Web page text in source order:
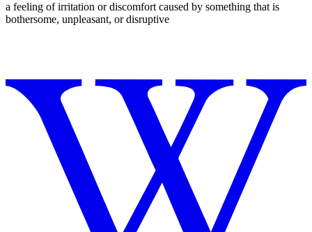
a feeling of irritation or discomfort caused by something that is
bothersome, unpleasant, or disruptive